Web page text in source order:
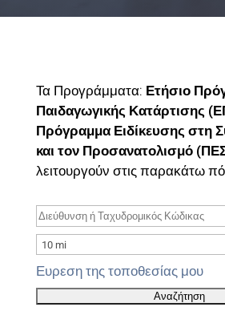
Τα Προγράμματα: Ετήσιο
Παιδαγωγικής Κατάρτισης
Πρόγραμμα Ειδίκευσης στη
και τον Προσανατολισμό
λειτουργούν στις παρακάτω
Ευρεση της τοποθεσίας μου